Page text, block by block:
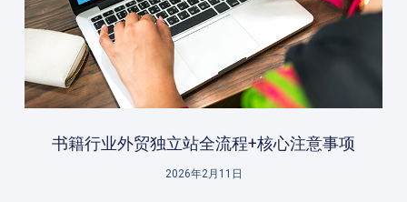
书籍行业外贸独立站全流程+核心注意事项
2026年2月11日